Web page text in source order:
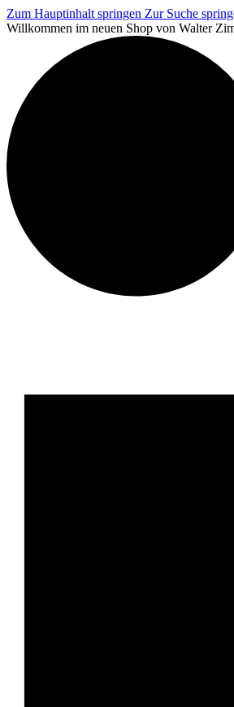
Zum Hauptinhalt springen Zur Suche
Willkommen im neuen Shop von Walter